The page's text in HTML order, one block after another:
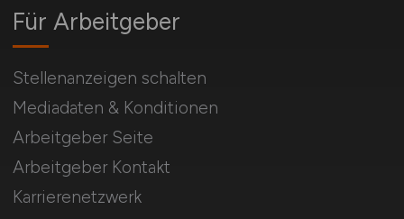
Für Arbeitgeber
Stellenanzeigen schalten
Mediadaten & Konditionen
Arbeitgeber Seite
Arbeitgeber Kontakt
Karrierenetzwerk